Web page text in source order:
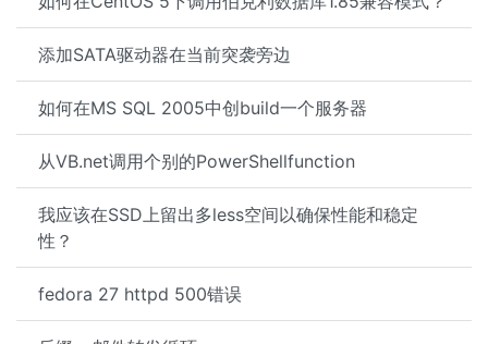
添加SATA驱动器在当前突袭旁边
如何在MS SQL 2005中创build一个服务器
从VB.net调用个别的PowerShellfunction
我应该在SSD上留出多less空间以确保性能和稳定
性？
fedora 27 httpd 500错误